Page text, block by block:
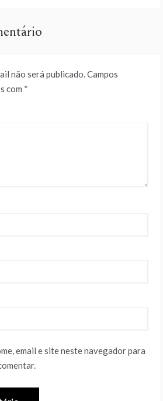
não será publicado.Campos
com *
email e site neste navegador para